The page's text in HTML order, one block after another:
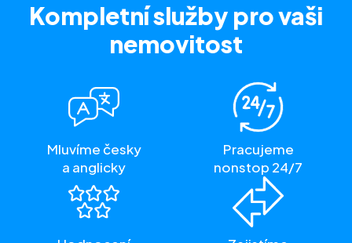
Kompletní služby pro vaši
nemovitost
Mluvíme česky
a anglicky
Pracujeme
nonstop 24/7